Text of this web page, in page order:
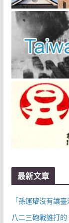
最新文章
「孫運璿沒有讓
八二三砲戰誰打的